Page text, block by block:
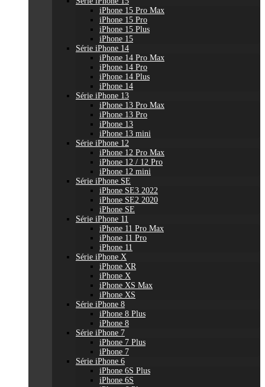
iPhone 15 Pro Max
iPhone 15 Pro
iPhone 15 Plus
iPhone 15
Série iPhone 14
iPhone 14 Pro Max
iPhone 14 Pro
iPhone 14 Plus
iPhone 14
Série iPhone 13
iPhone 13 Pro Max
iPhone 13 Pro
iPhone 13
iPhone 13 mini
Série iPhone 12
iPhone 12 Pro Max
iPhone 12 / 12 Pro
iPhone 12 mini
Série iPhone SE
iPhone SE3 2022
iPhone SE2 2020
iPhone SE
Série iPhone 11
iPhone 11 Pro Max
iPhone 11 Pro
iPhone 11
Série iPhone X
iPhone XR
iPhone X
iPhone XS Max
iPhone XS
Série iPhone 8
iPhone 8 Plus
iPhone 8
Série iPhone 7
iPhone 7 Plus
iPhone 7
Série iPhone 6
iPhone 6S Plus
iPhone 6S